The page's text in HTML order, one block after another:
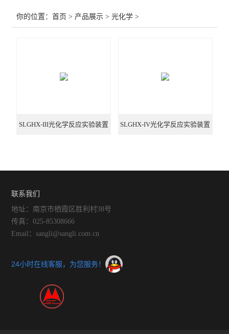
你的位置：首页 > 产品展示 >光化学 >
SLGHX-III光化学反应实验装置 SLGHX-IV光化学反应实验装置
联系我们
地址：南京市栖霞区胜利村38号
传真：025-85308666
Email：sangli@sangli.com.cn
24小时在线客服，为您服务！